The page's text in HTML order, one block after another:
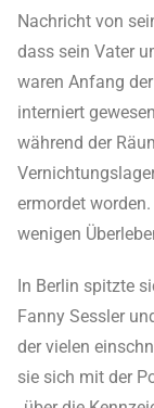
Nachricht von
dass sein Vater
waren Anfang
interniert
während der
ermordet
wenigen
In Berlin spitzte
Fanny Sessler
der vielen
sie sich mit der